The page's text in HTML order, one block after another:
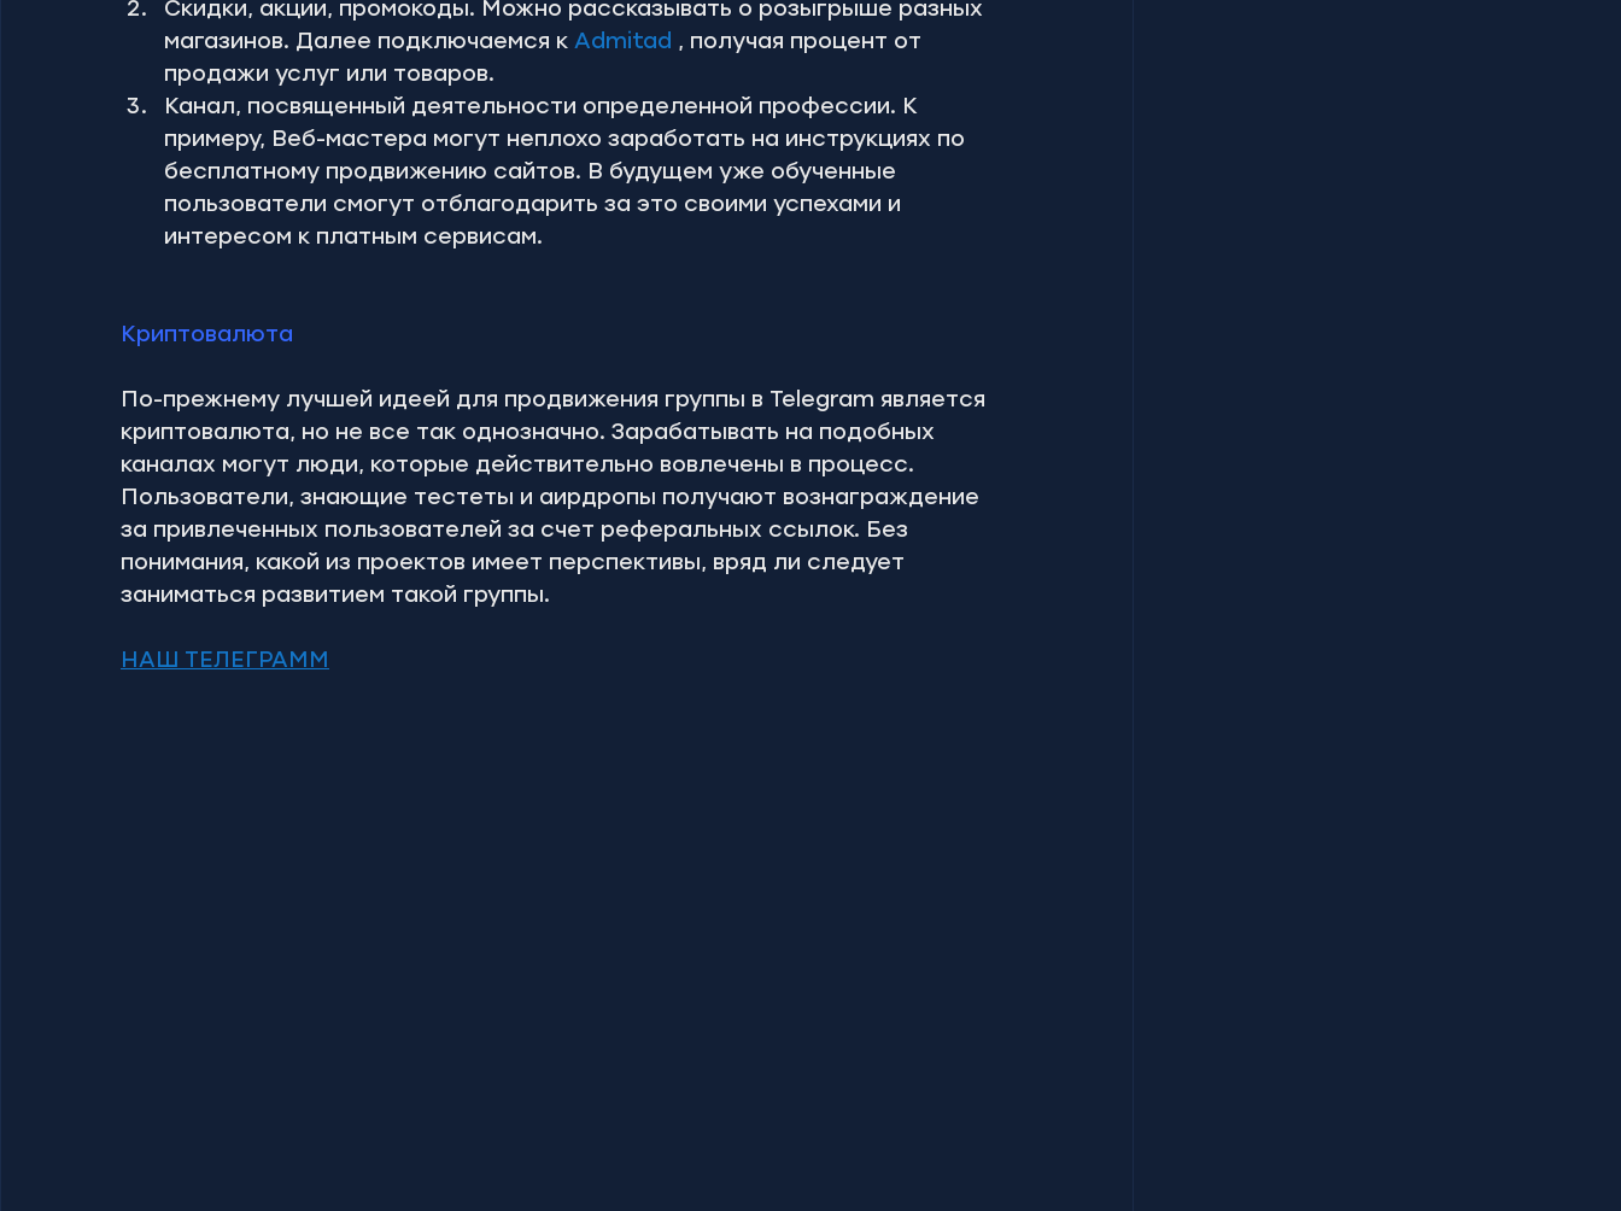
Скидки, акции, промокоды. Можно рассказывать о розыгрыше разных
магазинов. Далее подключаемся к Admitad , получая процент от
продажи услуг или товаров.
Канал, посвященный деятельности определенной профессии. К
примеру, Веб-мастера могут неплохо заработать на инструкциях по
бесплатному продвижению сайтов. В будущем уже обученные
пользователи смогут отблагодарить за это своими успехами и
интересом к платным сервисам.
Криптовалюта
По-прежнему лучшей идеей для продвижения группы в Telegram является
криптовалюта, но не все так однозначно. Зарабатывать на подобных
каналах могут люди, которые действительно вовлечены в процесс.
Пользователи, знающие тестеты и аирдропы получают вознаграждение
за привлеченных пользователей за счет реферальных ссылок. Без
понимания, какой из проектов имеет перспективы, вряд ли следует
заниматься развитием такой группы.
НАШ ТЕЛЕГРАММ